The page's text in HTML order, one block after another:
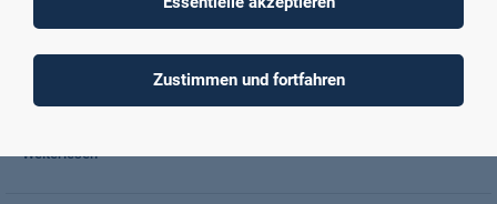
10.000 Euro für Software im Labor für Wirtschaftsinformatik
Sparkasse Aschaffenburg Miltenberg fördert weiterhin die
praxisorientierte wissenschaftliche Ausbildung an der TH
Weiterlesen
Zustimmen und fortfahren